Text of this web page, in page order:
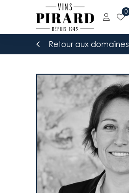
0
Retour aux domaines